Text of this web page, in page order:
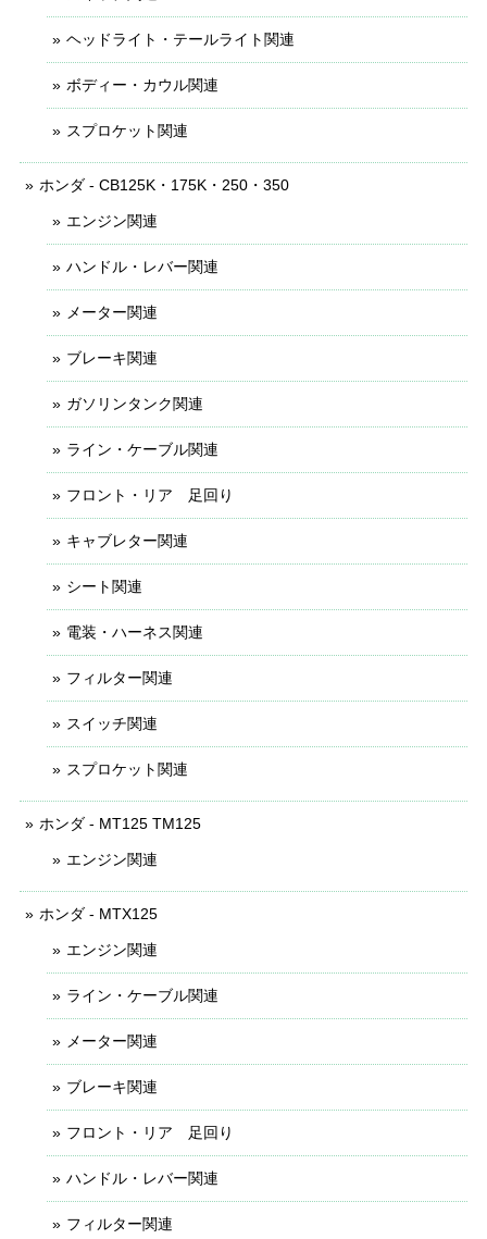
ヘッドライト・テールライト関連
ボディー・カウル関連
スプロケット関連
ホンダ - CB125K・175K・250・350
エンジン関連
ハンドル・レバー関連
メーター関連
ブレーキ関連
ガソリンタンク関連
ライン・ケーブル関連
フロント・リア 足回り
キャブレター関連
シート関連
電装・ハーネス関連
フィルター関連
スイッチ関連
スプロケット関連
ホンダ - MT125 TM125
エンジン関連
ホンダ - MTX125
エンジン関連
ライン・ケーブル関連
メーター関連
ブレーキ関連
フロント・リア 足回り
ハンドル・レバー関連
フィルター関連